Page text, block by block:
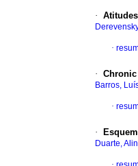
·
·
·
Barros,
·
·
Duarte,